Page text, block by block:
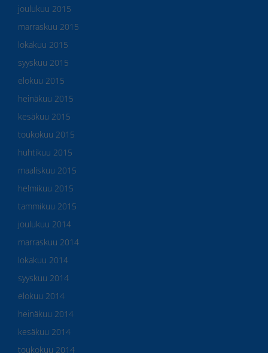
joulukuu 2015
marraskuu 2015
lokakuu 2015
syyskuu 2015
elokuu 2015
heinäkuu 2015
kesäkuu 2015
toukokuu 2015
huhtikuu 2015
maaliskuu 2015
helmikuu 2015
tammikuu 2015
joulukuu 2014
marraskuu 2014
lokakuu 2014
syyskuu 2014
elokuu 2014
heinäkuu 2014
kesäkuu 2014
toukokuu 2014